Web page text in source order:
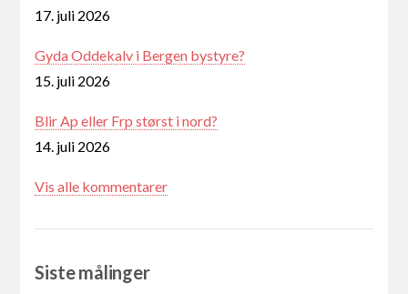
17. juli 2026
Gyda Oddekalv i Bergen bystyre?
15. juli 2026
Blir Ap eller Frp størst i nord?
14. juli 2026
Vis alle kommentarer
Siste målinger